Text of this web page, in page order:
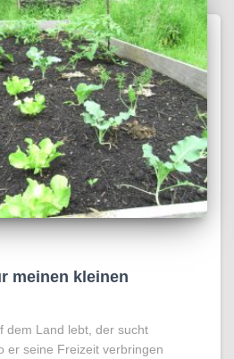
meinen kleinen
dem Land lebt, der sucht
er seine Freizeit verbringen